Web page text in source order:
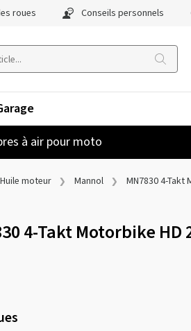
roues Conseils personnels
à air pour moto
Huile moteur Mannol MN7830 4-Takt
4-Takt Motorbike HD